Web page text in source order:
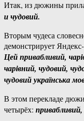
Итак, из дюжины
и чудовий.
Вторым чудеса
демонстрирует
Цей привабливий,
чарівний, чудовий,
чудовий українська
В этом перекладе
четырёх: